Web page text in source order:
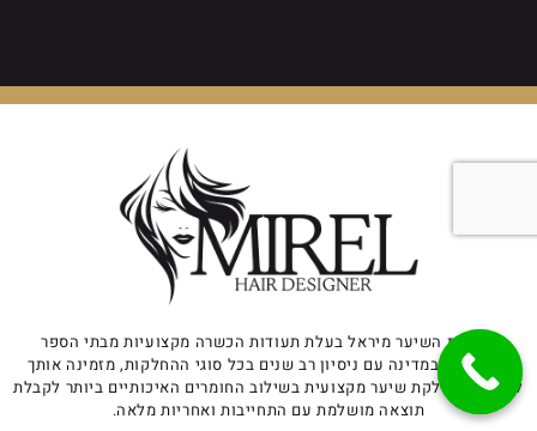
מעצבת השיער מיראל בעלת תעודות הכשרה מקצועיות מבתי הספר
המובילים במדינה עם ניסיון רב שנים בכל סוגי ההחלקות, מזמינה אותך
ליהנות מהחלקת שיער מקצועית בשילוב החומרים האיכותיים ביותר לקבלת
תוצאה מושלמת עם התחייבות ואחריות מלאה.